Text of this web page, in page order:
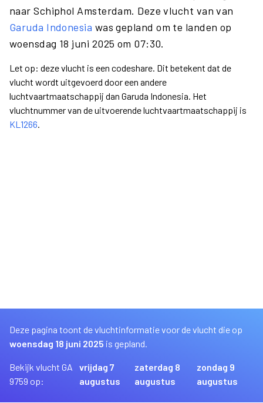
naar Schiphol Amsterdam. Deze vlucht van van
Garuda Indonesia was gepland om te landen op
woensdag 18 juni 2025 om 07:30.
Let op: deze vlucht is een codeshare. Dit betekent dat de
vlucht wordt uitgevoerd door een andere
luchtvaartmaatschappij dan Garuda Indonesia. Het
vluchtnummer van de uitvoerende luchtvaartmaatschappij is
KL1266.
Deze pagina toont de vluchtinformatie voor de vlucht die op
woensdag 18 juni 2025 is gepland.
Bekijk vlucht GA
9759 op:
vrijdag 7
augustus
zaterdag 8
augustus
zondag 9
augustus